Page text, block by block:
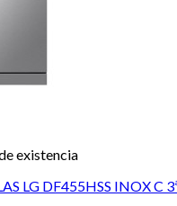
existencia
LG DF455HSS INOX C